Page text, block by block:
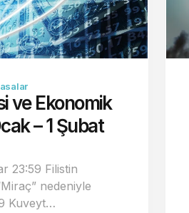
ve Ekonomik
– 1 Şubat
23:59 Filistin
nedeniyle
Kuveyt…